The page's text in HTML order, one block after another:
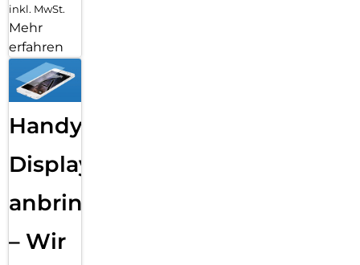
inkl. MwSt.
Mehr
erfahren
Handy
Displayfolie
anbringen
– Wir